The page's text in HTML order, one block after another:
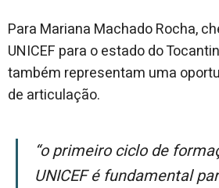
Para Mariana Machado Rocha,
UNICEF para o estado do
também representam uma
de articulação.
“O primeiro ciclo de formações do Selo
UNICEF é fundamental